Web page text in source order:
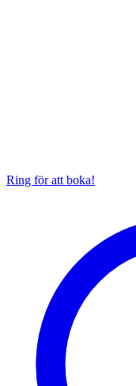
Ring för att boka!